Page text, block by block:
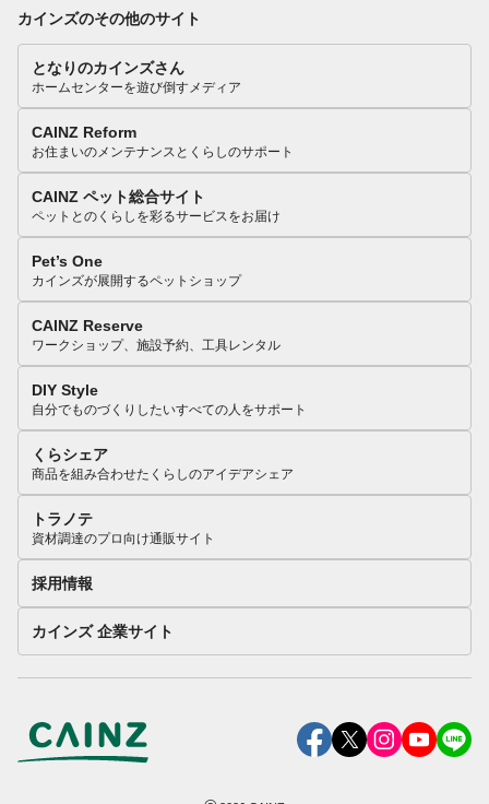
カインズのその他のサイト
となりのカインズさん
ホームセンターを遊び倒すメディア
CAINZ Reform
お住まいのメンテナンスとくらしのサポート
CAINZ ペット総合サイト
ペットとのくらしを彩るサービスをお届け
Pet’s One
カインズが展開するペットショップ
CAINZ Reserve
ワークショップ、施設予約、工具レンタル
DIY Style
自分でものづくりしたいすべての人をサポート
くらシェア
商品を組み合わせたくらしのアイデアシェア
トラノテ
資材調達のプロ向け通販サイト
採用情報
カインズ 企業サイト